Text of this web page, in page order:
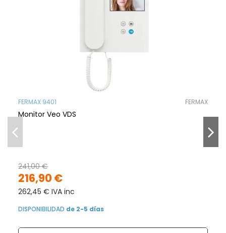
FERMAX 9401 FERMAX
Monitor Veo VDS
216,90 €
241,00 €
262,45 € IVA inc
DISPONIBILIDAD de 2-5 días